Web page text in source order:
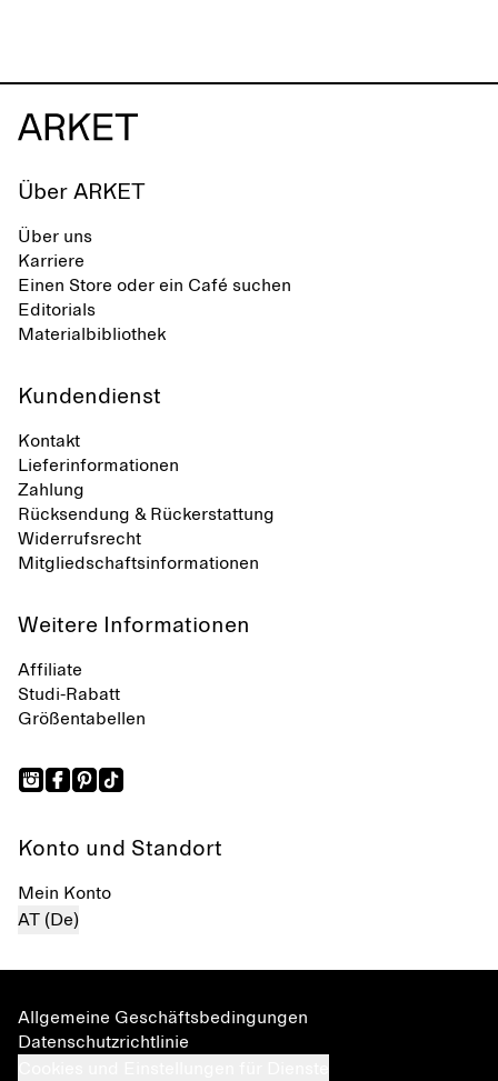
Über ARKET
Über uns
Karriere
Einen Store oder ein Café suchen
Editorials
Materialbibliothek
Kundendienst
Kontakt
Lieferinformationen
Zahlung
Rücksendung & Rückerstattung
Widerrufsrecht
Mitgliedschaftsinformationen
Weitere Informationen
Affiliate
Studi-Rabatt
Größentabellen
Konto und Standort
Mein Konto
AT (De)
Allgemeine Geschäftsbedingungen
Datenschutzrichtlinie